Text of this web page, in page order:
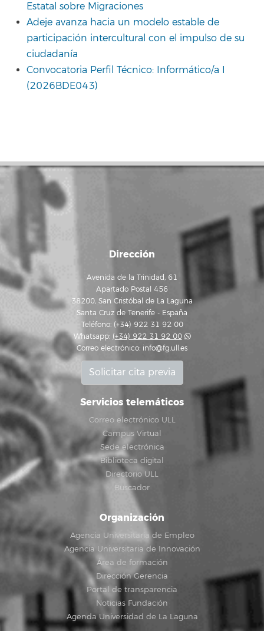
Estatal sobre Migraciones
Adeje avanza hacia un modelo estable de
participación intercultural con el impulso de su
ciudadanía
Convocatoria Perfil Técnico: Informático/a I
(2026BDE043)
Dirección
Avenida de la Trinidad, 61
Apartado Postal 456
38200, San Cristóbal de La Laguna
Santa Cruz de Tenerife - España
Teléfono: (+34) 922 31 92 00
Whatsapp: (+34) 922 31 92 00
Correo electrónico: info@fg.ull.es
Solicitar cita previa
Servicios telemáticos
Correo electrónico ULL
Campus Virtual
Sede electrónica
Biblioteca digital
Directorio ULL
Buscador
Organización
Agencia Universitaria de Empleo
Agencia Universitaria de Innovación
Área de formación
Dirección Gerencia
Portal de transparencia
Noticias Fundación
Agenda Universidad de La Laguna